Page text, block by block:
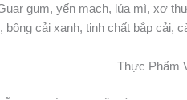
gum, yến mạch, lúa mì, xơ
cải xanh, tinh chất bắp cải,